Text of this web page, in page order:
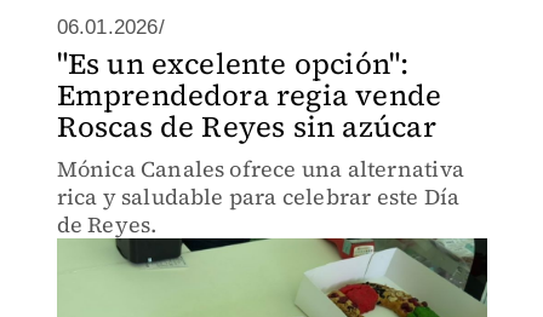
06.01.2026/
"Es un excelente opción":
Emprendedora regia vende
Roscas de Reyes sin azúcar
Mónica Canales ofrece una alternativa
rica y saludable para celebrar este Día
de Reyes.